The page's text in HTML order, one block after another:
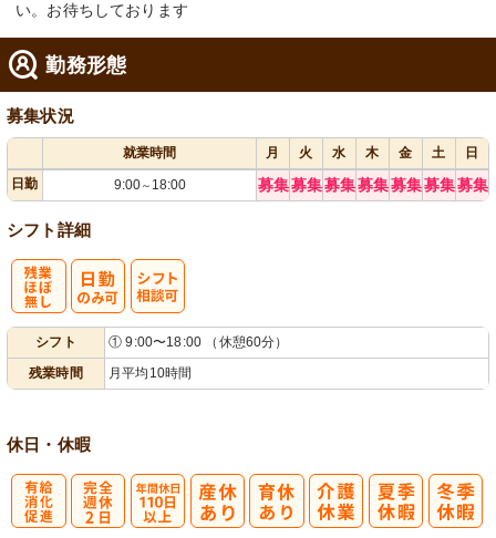
い。お待ちしております
勤務形態
募集状況
就業時間 月 火 水 木 金 土
日
日勤
9:00～ 18:00 募集募集募集募集募集募集募集
シフト詳細
シフト
① 9:00〜18:00 （休憩60分）
残業時間
月平均10時間
休日・休暇